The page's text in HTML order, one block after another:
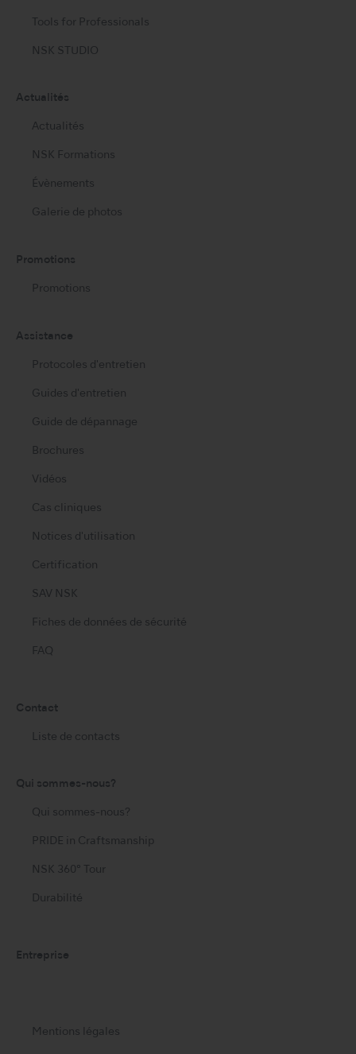
Tools for Professionals
NSK STUDIO
Actualités
Actualités
NSK Formations
Évènements
Galerie de photos
Promotions
Promotions
Assistance
Protocoles d'entretien
Guides d'entretien
Guide de dépannage
Brochures
Vidéos
Cas cliniques
Notices d'utilisation
Certification
SAV NSK
Fiches de données de sécurité
FAQ
Contact
Liste de contacts
Qui sommes-nous?
Qui sommes-nous?
PRIDE in Craftsmanship
NSK 360° Tour
Durabilité
Entreprise
Mentions légales